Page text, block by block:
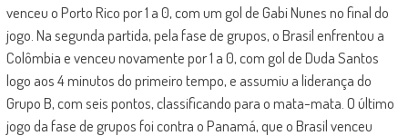
venceu o Porto Rico por 1 a 0, com um gol de Gabi Nunes no final do
jogo. Na segunda partida, pela fase de grupos, o Brasil enfrentou a
Colômbia e venceu novamente por 1 a 0, com gol de Duda Santos
logo aos 4 minutos do primeiro tempo, e assumiu a liderança do
Grupo B, com seis pontos, classificando para o mata-mata. O último
jogo da fase de grupos foi contra o Panamá, que o Brasil venceu